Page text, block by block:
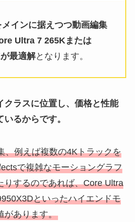
インに据えつつ動画編集
Ultra 7 265Kまたは
最適解となります。
クラスに位置し、価格と性能
るからです。
、例えば複数の4Kトラックを
で複雑なモーショングラフ
りするのであれば、Core Ultra
といったハイエンドモ
があります。